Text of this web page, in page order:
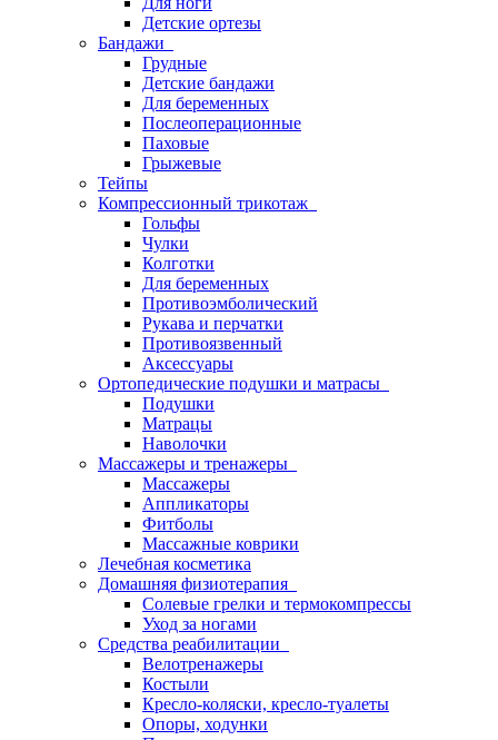
Детские ортезы
Бандажи
Грудные
Детские бандажи
Для беременных
Послеоперационные
Паховые
Грыжевые
Тейпы
Компрессионный трикотаж
Гольфы
Чулки
Колготки
Для беременных
Противоэмболический
Рукава и перчатки
Противоязвенный
Аксессуары
Ортопедические подушки и матрасы
Подушки
Матрацы
Наволочки
Массажеры и тренажеры
Массажеры
Аппликаторы
Фитболы
Массажные коврики
Лечебная косметика
Домашняя физиотерапия
Солевые грелки и термокомпрессы
Уход за ногами
Средства реабилитации
Велотренажеры
Костыли
Кресло-коляски, кресло-туалеты
Опоры, ходунки